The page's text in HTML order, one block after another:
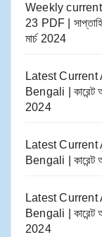
Weekly
23 PDF |
মার্চ 2024
Latest Current
Bengali | কারেন্ট
2024
Latest Current
Bengali | কারেন্ট
Latest Current
Bengali | কারেন্ট
2024